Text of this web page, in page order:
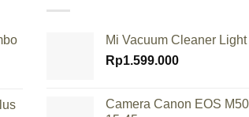
Mi Vacuum Cleaner Light
Rp1.599.000
Camera Canon EOS